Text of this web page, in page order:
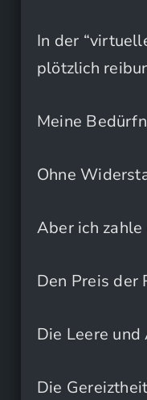
In der
plötzlich
Meine
Ohne
Aber ich
Den Preis der
Die Leere
Die